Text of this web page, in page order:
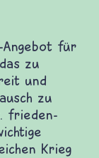
für
zu
und
zu
frieden-
Krieg